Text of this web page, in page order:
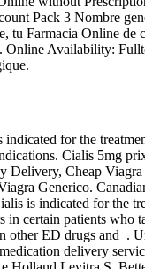
Pack 3 Nombre
Farmacia Online de
Online Availability:
indicated for the
Cialis 5mg
Delivery, Cheap
Generico.
is indicated for the
certain patients who
other ED drugs and .
delivery